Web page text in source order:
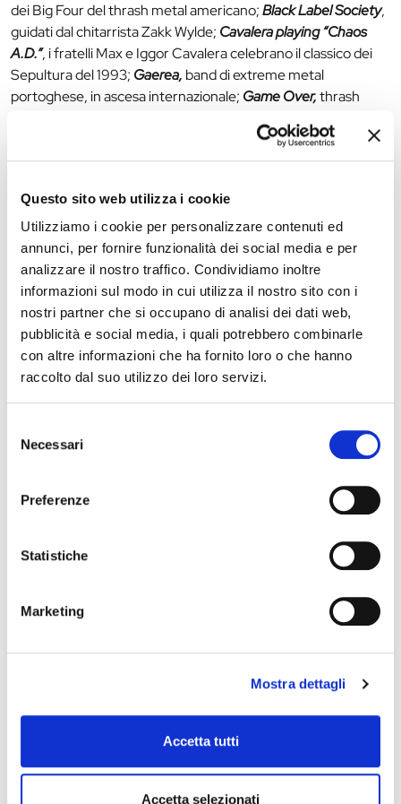
Questo sito web utilizza i cookie
Utilizziamo i cookie per personalizzare contenuti ed
annunci, per fornire funzionalità dei social media e per
analizzare il nostro traffico. Condividiamo inoltre
informazioni sul modo in cui utilizza il nostro sito con i
nostri partner che si occupano di analisi dei dati web,
pubblicità e social media, i quali potrebbero combinarle
con altre informazioni che ha fornito loro o che hanno
raccolto dal suo utilizzo dei loro servizi.
delNecessari
Preferenze
Statistiche
Marketing
Mostra dettagli
Accetta tutti
Accetta selezionati
dei Big Four del thrash metal americano;Black Label Society,
guidati dal chitarrista Zakk Wylde; Cavalera playing “Chaos
A.D.”, i fratelli Max e Iggor Cavalera celebrano il classico dei
Sepultura del 1993; Gaerea, band di extreme metal
portoghese, in ascesa internazionale; Game Over,thrash
Per maggiori informazioni e l’acquisto dei biglietti
E-Mail:info@ferrarasummerfestival.it
The editorial team is not responsible for any inaccuracies or
changes in the program of events reported. In case of
cancellation, variation, modification of the information of an
event you can write to
infotur@comune.fe.it